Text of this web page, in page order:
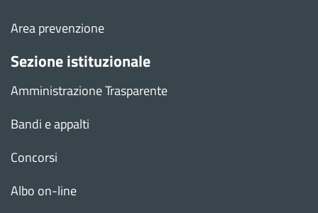
Area prevenzione
Sezione istituzionale
Amministrazione Trasparente
Bandi e appalti
Concorsi
Albo on-line